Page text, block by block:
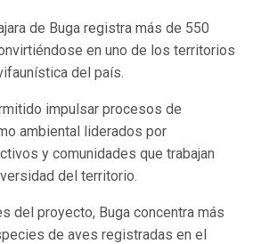
de Buga registra más de 550
en uno de los territorios
del país.
impulsar procesos de
ambiental liderados por
y comunidades que trabajan
del territorio.
del proyecto, Buga concentra más
de aves registradas en el